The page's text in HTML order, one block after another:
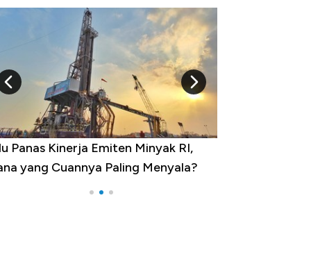
Provinsi dengan Tingkat
Tertinggi, Ada Jakarta